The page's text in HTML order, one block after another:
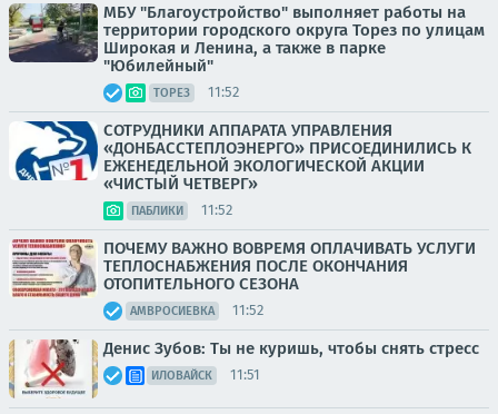
МБУ "Благоустройство" выполняет работы на
территории городского округа Торез по улицам
Широкая и Ленина, а также в парке
"Юбилейный"
ТОРЕЗ 11:52
СОТРУДНИКИ АППАРАТА УПРАВЛЕНИЯ
«ДОНБАССТЕПЛОЭНЕРГО» ПРИСОЕДИНИЛИСЬ К
ЕЖЕНЕДЕЛЬНОЙ ЭКОЛОГИЧЕСКОЙ АКЦИИ
«ЧИСТЫЙ ЧЕТВЕРГ»
ПАБЛИКИ 11:52
ПОЧЕМУ ВАЖНО ВОВРЕМЯ ОПЛАЧИВАТЬ УСЛУГИ
ТЕПЛОСНАБЖЕНИЯ ПОСЛЕ ОКОНЧАНИЯ
ОТОПИТЕЛЬНОГО СЕЗОНА
АМВРОСИЕВКА 11:52
Денис Зубов: Ты не куришь, чтобы снять стресс
ИЛОВАЙСК 11:51